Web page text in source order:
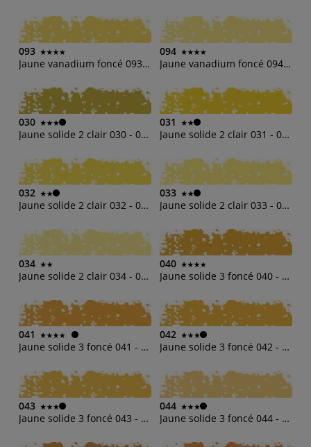
093
Jaune vanadium foncé 093 - 009(m)
094
Jaune vanadium foncé 094 - 009(o)
030
Jaune solide 2 clair 030 - 003(b)
031
Jaune solide 2 clair 031 - 003(d)
032
Jaune solide 2 clair 032 - 003(h)
033
Jaune solide 2 clair 033 - 003(m)
034
Jaune solide 2 clair 034 - 003(o)
040
Jaune solide 3 foncé 040 - 004(b)
041
Jaune solide 3 foncé 041 - 004(d)
042
Jaune solide 3 foncé 042 - 004(h)
043
Jaune solide 3 foncé 043 - 004(m)
044
Jaune solide 3 foncé 044 - 004(o)